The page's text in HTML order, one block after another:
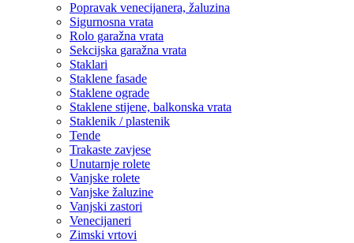
Popravak venecijanera, žaluzina
Sigurnosna vrata
Rolo garažna vrata
Sekcijska garažna vrata
Staklari
Staklene fasade
Staklene ograde
Staklene stijene, balkonska vrata
Staklenik / plastenik
Tende
Trakaste zavjese
Unutarnje rolete
Vanjske rolete
Vanjske žaluzine
Vanjski zastori
Venecijaneri
Zimski vrtovi